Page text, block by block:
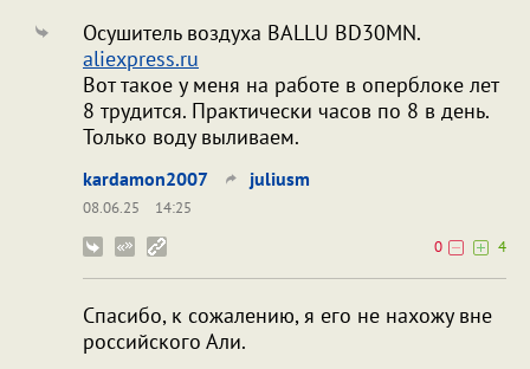
Осушитель воздуха BALLU BD30MN.
aliexpress.ru
Вот такое у меня на работе в оперблоке лет
8 трудится. Практически часов по 8 в день.
Только воду выливаем.
kardamon2007 juliusm
08.06.25
14:25
0
4
Спасибо, к сожалению, я его не нахожу вне
российского Али.